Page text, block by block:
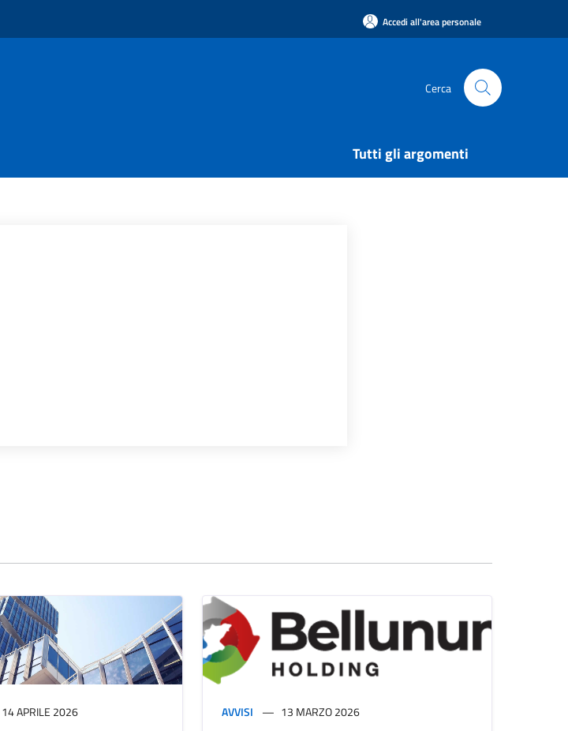
Accedi all'area personale
Cerca
Tutti gli argomenti
14 APRILE 2026 AVVISI 13 MARZO 2026